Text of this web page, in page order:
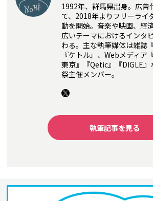
1992年、群馬県出身。広告
て、2018年よりフリーライ
動を開始。音楽や映画、経
広いテーマにおけるインタ
わる。主な執筆媒体は雑誌
『ケトル』、Webメディア
東京』『Qetic』『DIGLE』
祭主催メンバー。
執筆記事を見る